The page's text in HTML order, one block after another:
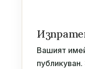
Вашият
публикуван.